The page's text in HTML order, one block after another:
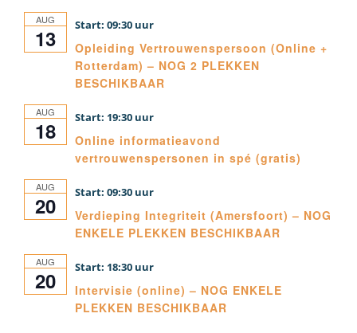
AUG
13 09:30
Opleiding Vertrouwenspersoon (Online +
Rotterdam) – NOG 2 PLEKKEN
BESCHIKBAAR
AUG
18 19:30
Online informatieavond
vertrouwenspersonen in spé (gratis)
AUG
20 09:30
Verdieping Integriteit (Amersfoort) – NOG
ENKELE PLEKKEN BESCHIKBAAR
AUG
20 18:30
Intervisie (online) – NOG ENKELE
PLEKKEN BESCHIKBAAR